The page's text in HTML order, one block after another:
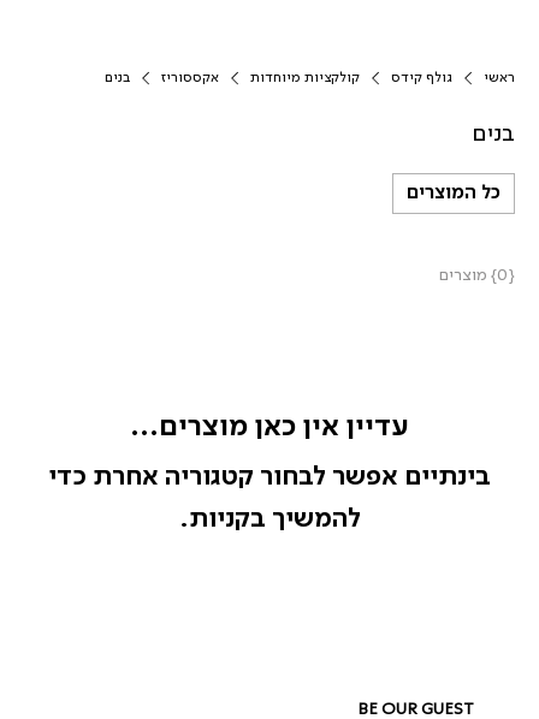
ראשי גולף קידס קולקציות מיוחדות אקססוריז בנים
בנים
כל המוצרים
{0} מוצרים
עדיין אין כאן מוצרים...
בינתיים אפשר לבחור קטגוריה אחרת כדי
להמשיך בקניות.
BE OUR GUEST